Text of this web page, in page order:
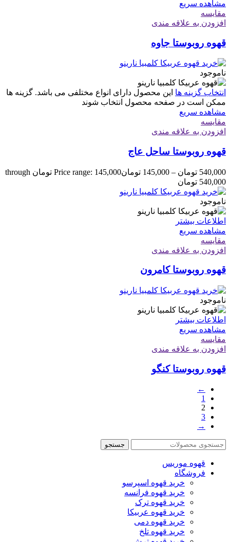
مشاهده سریع
مقایسه
افزودن به علاقه مندی
قهوه روبوستا جاوه
ناموجود
انتخاب گزینه ها این محصول دارای انواع مختلفی می باشد. گزینه ها
ممکن است در صفحه محصول انتخاب شوند
مشاهده سریع
مقایسه
افزودن به علاقه مندی
قهوه روبوستا ساحل عاج
540,000 تومان –
145,000 تومان
Price range: 145,000 تومان through
540,000 تومان
ناموجود
اطلاعات بیشتر
مشاهده سریع
مقایسه
افزودن به علاقه مندی
قهوه روبوستا کامرون
ناموجود
اطلاعات بیشتر
مشاهده سریع
مقایسه
افزودن به علاقه مندی
قهوه روبوستا کنگو
←
1
2
3
→
جستجو
قهوه موریس
فروشگاه
خرید قهوه اسپرسو
خرید قهوه فرانسه
خرید قهوه ترک
خرید قهوه عربیکا
خرید قهوه دمی
خرید قهوه تلخ